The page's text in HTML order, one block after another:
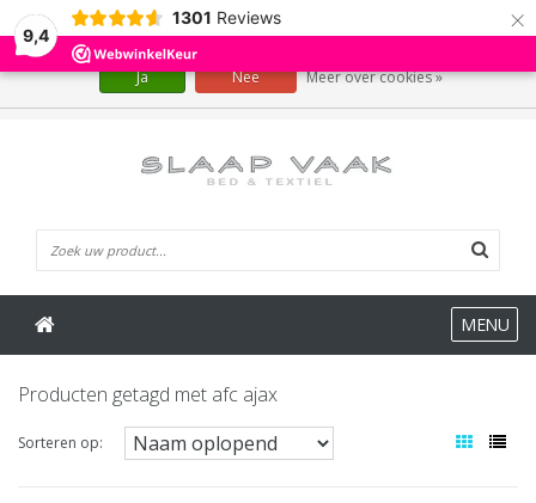
9,4
1301 Reviews ×
MENU
Producten getagd met afc ajax
Sorteren op:
Wij slaan cookies op om onze website te verbeteren. Is dat akkoord?
Ja Nee Meer over cookies »